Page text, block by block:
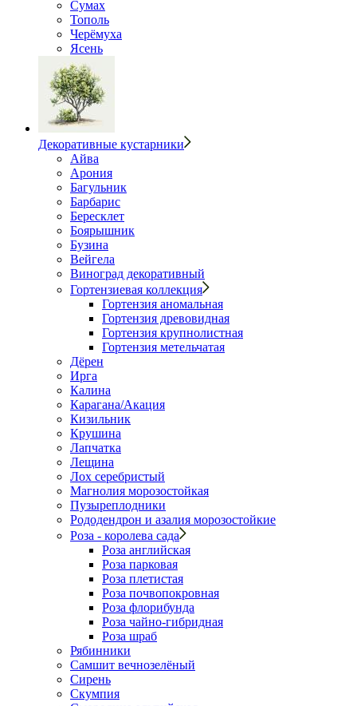
Сумах
Тополь
Черёмуха
Ясень
Декоративные кустарники
Айва
Арония
Багульник
Барбарис
Бересклет
Боярышник
Бузина
Вейгела
Виноград декоративный
Гортензиевая коллекция
Гортензия аномальная
Гортензия древовидная
Гортензия крупнолистная
Гортензия метельчатая
Дёрен
Ирга
Калина
Карагана/Акация
Кизильник
Крушина
Лапчатка
Лещина
Лох серебристый
Магнолия морозостойкая
Пузыреплодники
Рододендрон и азалия морозостойкие
Роза - королева сада
Роза английская
Роза парковая
Роза плетистая
Роза почвопокровная
Роза флорибунда
Роза чайно-гибридная
Роза шраб
Рябинники
Самшит вечнозелёный
Сирень
Скумпия